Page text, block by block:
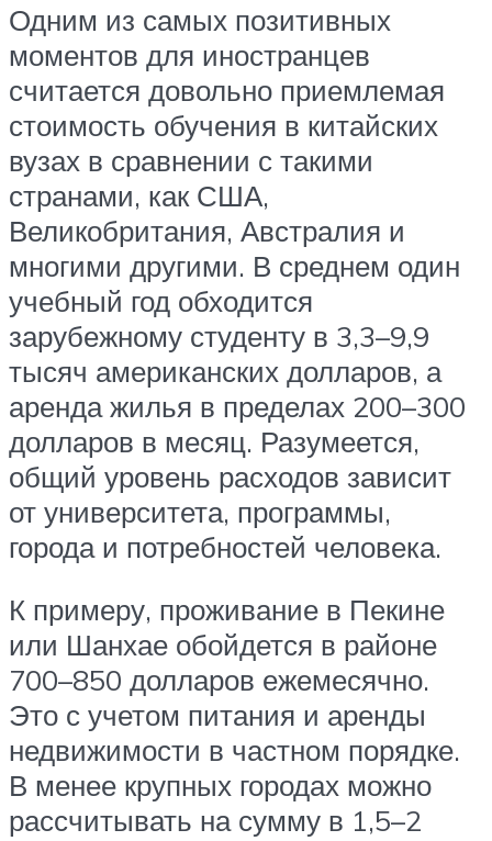
Одним из самых позитивных
моментов для иностранцев
считается довольно приемлемая
стоимость обучения в китайских
вузах в сравнении с такими
странами, как США,
Великобритания, Австралия и
многими другими. В среднем один
учебный год обходится
зарубежному студенту в 3,3–9,9
тысяч американских долларов, а
аренда жилья в пределах 200–300
долларов в месяц. Разумеется,
общий уровень расходов зависит
от университета, программы,
города и потребностей человека.
К примеру, проживание в Пекине
или Шанхае обойдется в районе
700–850 долларов ежемесячно.
Это с учетом питания и аренды
недвижимости в частном порядке.
В менее крупных городах можно
рассчитывать на сумму в 1,5–2